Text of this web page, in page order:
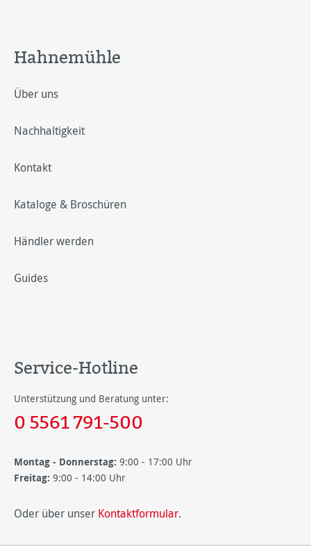
Hahnemühle
Über uns
Nachhaltigkeit
Kontakt
Kataloge & Broschüren
Händler werden
Guides
Service-Hotline
Unterstützung und Beratung unter:
0 5561 791-500
Montag - Donnerstag: 9:00 - 17:00 Uhr
Freitag: 9:00 - 14:00 Uhr
Oder über unser Kontaktformular.